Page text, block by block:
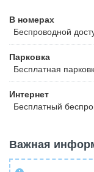
В номерах
Беспроводной
Парковка
Бесплатная
Интернет
Бесплатный
Важная